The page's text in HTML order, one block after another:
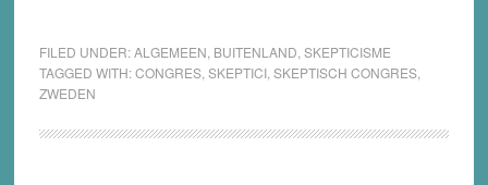
FILED UNDER:ALGEMEEN BUITENLAND SKEPTICISME
TAGGED WITH:CONGRES, SKEPTICI, SKEPTISCH CONGRES,
ZWEDEN